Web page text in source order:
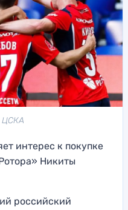
ЦСКА
интерес к покупке
Никиты
российский